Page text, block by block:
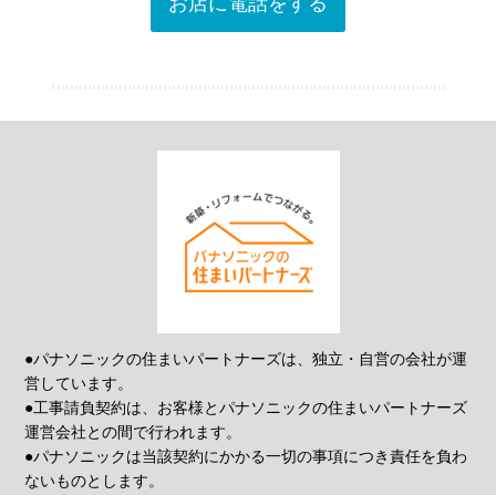
●パナソニックの住まいパートナーズは、独立・自営の会社が運
営しています。
●工事請負契約は、お客様とパナソニックの住まいパートナーズ
運営会社との間で行われます。
●パナソニックは当該契約にかかる一切の事項につき責任を負わ
ないものとします。